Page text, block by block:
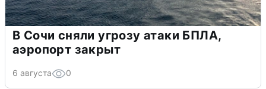
В Сочи сняли угрозу атаки БПЛА,
аэропорт закрыт
6 августа 0